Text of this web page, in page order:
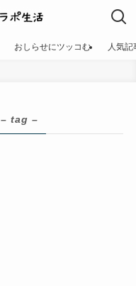
おしらせにツッコむ 人気記
– tag –